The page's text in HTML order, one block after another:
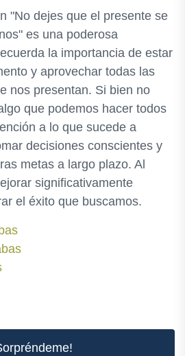
"No dejes que el presente se
es una poderosa
la importancia de estar
y aprovechar todas las
nos presentan. Si bien no
que podemos hacer todos
a lo que sucede a
decisiones conscientes y
metas a largo plazo. Al
significativamente
el éxito que buscamos.